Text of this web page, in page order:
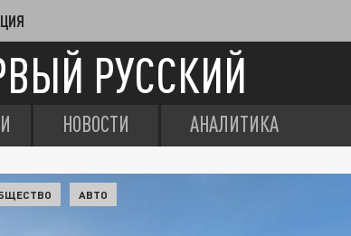
РУССКИЙ
НОВОСТИ АНАЛИТИКА
АВТО